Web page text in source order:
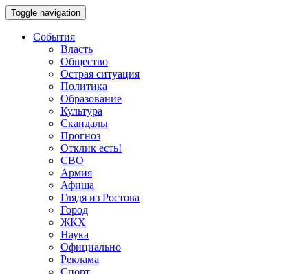
Toggle navigation
События
Власть
Общество
Острая ситуация
Политика
Образование
Культура
Скандалы
Прогноз
Отклик есть!
СВО
Армия
Афиша
Глядя из Ростова
Город
ЖКХ
Наука
Официально
Реклама
Спорт